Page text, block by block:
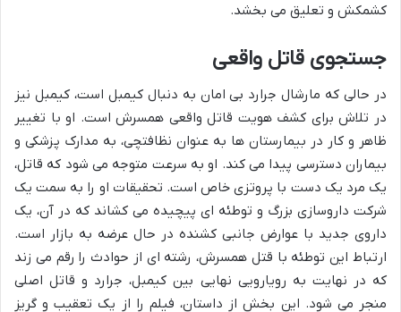
کشمکش و تعلیق می بخشد.
جستجوی قاتل واقعی
در حالی که مارشال جرارد بی امان به دنبال کیمبل است، کیمبل نیز
در تلاش برای کشف هویت قاتل واقعی همسرش است. او با تغییر
ظاهر و کار در بیمارستان ها به عنوان نظافتچی، به مدارک پزشکی و
بیماران دسترسی پیدا می کند. او به سرعت متوجه می شود که قاتل،
یک مرد یک دست با پروتزی خاص است. تحقیقات او را به سمت یک
شرکت داروسازی بزرگ و توطئه ای پیچیده می کشاند که در آن، یک
داروی جدید با عوارض جانبی کشنده در حال عرضه به بازار است.
ارتباط این توطئه با قتل همسرش، رشته ای از حوادث را رقم می زند
که در نهایت به رویارویی نهایی بین کیمبل، جرارد و قاتل اصلی
منجر می شود. این بخش از داستان، فیلم را از یک تعقیب و گریز